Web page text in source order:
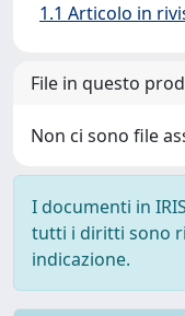
1.1 Articolo in
File in questo
Non ci sono file
I documenti in
tutti i diritti sono
indicazione.